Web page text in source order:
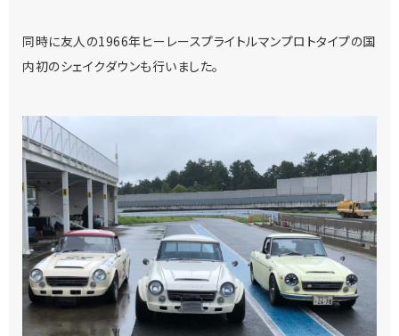
同時に友人の1966年ヒーレースプライトルマンプロトタイプの国
内初のシェイクダウンも行いました。